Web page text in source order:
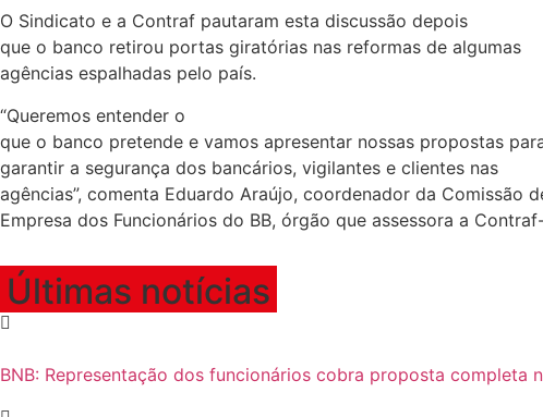
O Sindicato e a Contraf pautaram esta discussão depois
que o banco retirou portas giratórias nas reformas de algumas
agências espalhadas pelo país.
“Queremos entender o
que o banco pretende e vamos apresentar nossas propostas
garantir a segurança dos bancários, vigilantes e clientes nas
agências”, comenta Eduardo Araújo, coordenador da Comissão
Empresa dos Funcionários do BB, órgão que assessora a
Últimas notícias
BNB: Representação dos funcionários cobra proposta completa